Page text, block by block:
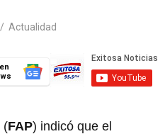
/ Actualidad
(FAP) indicó que el